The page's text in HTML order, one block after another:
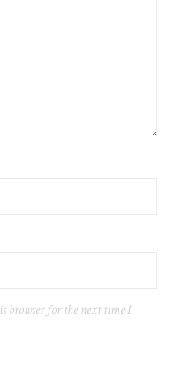
browser for the next time I